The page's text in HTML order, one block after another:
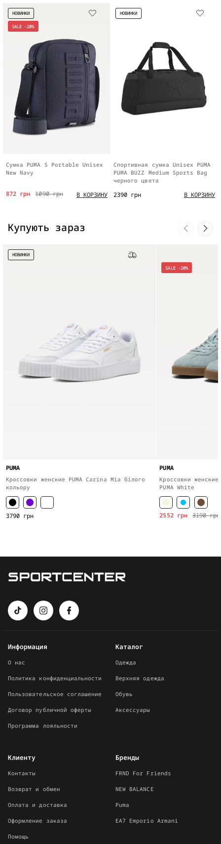
SALE -20%
НОВИНКИ
Сумка PUMA S Portable Unisex
New Navy
1090 грн
872 грн В КОРЗИНУ
НОВИНКИ
Спортивная сумка Unisex PUMA
PUMA BUZZ Medium Sports Bag
черного цвета
2390 грн В КОРЗИНУ
Купують зараз
НОВИНКИ
PUMA
Кроссовки женские PUMA Carina Mia білого
кольору
3790 грн
SALE -20%
PUMA
Кроссовки
PUMA White
3190 грн
2552 грн
Каталог
Одежда
Верхняя одежда
Обувь
Аксессуары
Информация
О нас
Политика конфиденциальности
Пользовательское соглашение
Договор публичной оферты
Программа лояльности
Клиенту
Контакты
Возврат и обмен
Оплата и доставка
Оформление заказа
Помощь
Бренды
FRND For Friends
NEW BALANCE
Puma
EA7 Emporio Armani